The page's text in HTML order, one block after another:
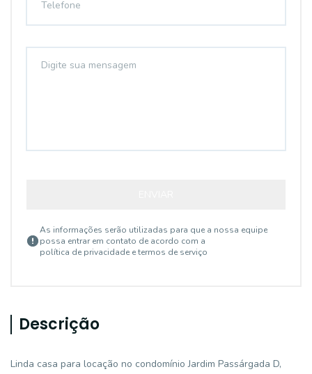
As informações serão utilizadas para que a nossa equipe
possa entrar em contato de acordo com a
política de privacidade e termos de serviço
Descrição
Linda casa para locação no condomínio Jardim Passárgada D,